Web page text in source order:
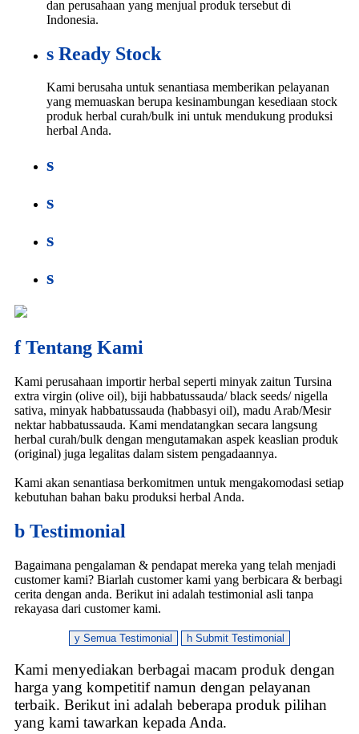
dan perusahaan yang menjual produk tersebut di
Indonesia.
s Ready Stock
Kami berusaha untuk senantiasa memberikan pelayanan
yang memuaskan berupa kesinambungan kesediaan stock
produk herbal curah/bulk ini untuk mendukung produksi
herbal Anda.
s
s
s
s
fTentang Kami
Kami perusahaan importir herbal seperti minyak zaitun Tursina
extra virgin (olive oil), biji habbatussauda/ black seeds/ nigella
sativa, minyak habbatussauda (habbasyi oil), madu Arab/Mesir
nektar habbatussauda. Kami mendatangkan secara langsung
herbal curah/bulk dengan mengutamakan aspek keaslian produk
(original) juga legalitas dalam sistem pengadaannya.
Kami akan senantiasa berkomitmen untuk mengakomodasi setiap
kebutuhan bahan baku produksi herbal Anda.
b Testimonial
Bagaimana pengalaman & pendapat mereka yang telah menjadi
customer kami? Biarlah customer kami yang berbicara & berbagi
cerita dengan anda. Berikut ini adalah testimonial asli tanpa
rekayasa dari customer kami.
y Semua Testimonial h Submit Testimonial
Kami menyediakan berbagai macam produk dengan
harga yang kompetitif namun dengan pelayanan
terbaik. Berikut ini adalah beberapa produk pilihan
yang kami tawarkan kepada Anda.